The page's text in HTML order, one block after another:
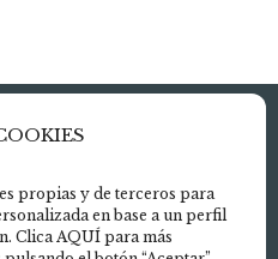
propias y de terceros para
en base a un perfil
Clica AQUÍ para más